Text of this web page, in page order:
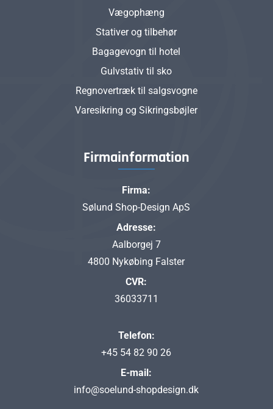
Vægophæng
Stativer og tilbehør
Bagagevogn til hotel
Gulvstativ til sko
Regnovertræk til salgsvogne
Varesikring og Sikringsbøjler
Firmainformation
Firma:
Sølund Shop-Design ApS
Adresse:
Aalborgej 7
4800 Nykøbing Falster
CVR:
36033711
Telefon:
+45 54 82 90 26
E-mail:
info@soelund-shopdesign.dk